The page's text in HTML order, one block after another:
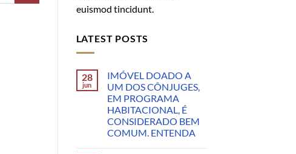
euismod tincidunt.
LATEST POSTS
28
jun
IMÓVEL DOADO A
UM DOS CÔNJUGES,
EM PROGRAMA
HABITACIONAL, É
CONSIDERADO BEM
COMUM. ENTENDA